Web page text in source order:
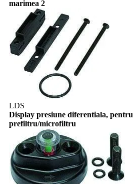
marimea 2
LDS
Display presiune diferentiala, pentru
prefiltru/microfiltru